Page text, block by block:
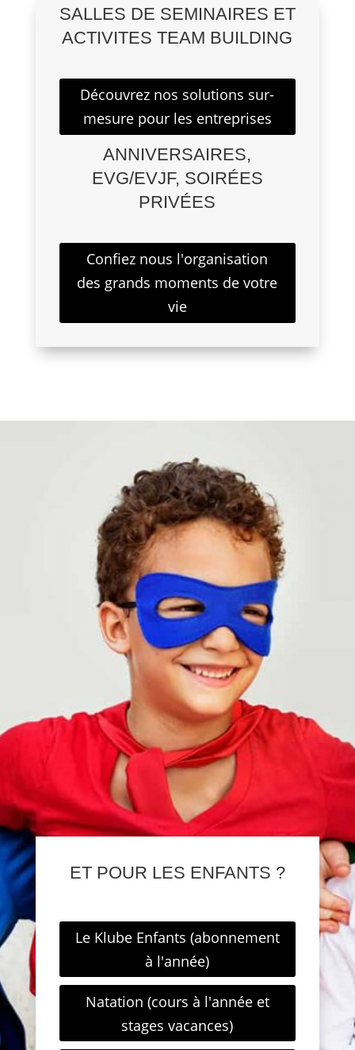
SALLES DE SEMINAIRES ET
ACTIVITES TEAM BUILDING
Découvrez nos solutions sur-
mesure pour les entreprises
ANNIVERSAIRES,
EVG/EVJF, SOIRÉES
PRIVÉES
Confiez nous l'organisation
des grands moments de votre
vie
ET POUR LES ENFANTS ?
Le Klube Enfants (abonnement
à l'année)
Natation (cours à l'année et
stages vacances)